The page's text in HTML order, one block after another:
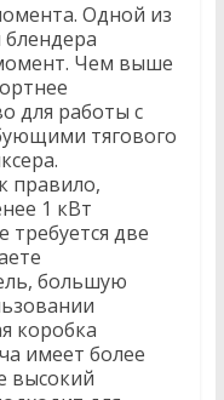
Одной из
Чем выше
для работы с
тягового
правило,
1 кВт
требуется две
большую
коробка
имеет более
высокий